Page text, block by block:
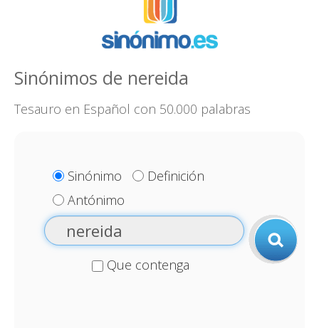
Sinónimos de nereida
Tesauro en Español con 50.000 palabras
Sinónimo
Definición
Antónimo
Que contenga